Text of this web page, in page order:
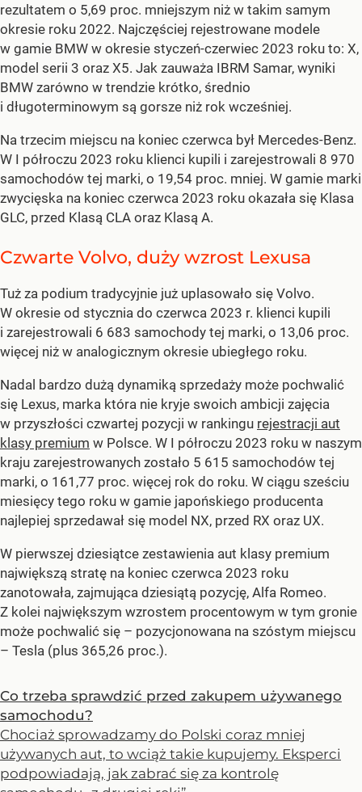
rezultatem o 5,69 proc. mniejszym niż w takim samym
okresie roku 2022. Najczęściej rejestrowane modele
w gamie BMW w okresie styczeń-czerwiec 2023 roku to: X,
model serii 3 oraz X5. Jak zauważa IBRM Samar, wyniki
BMW zarówno w trendzie krótko, średnio
i długoterminowym są gorsze niż rok wcześniej.
Na trzecim miejscu na koniec czerwca był Mercedes-Benz.
W I półroczu 2023 roku klienci kupili i zarejestrowali 8 970
samochodów tej marki, o 19,54 proc. mniej. W gamie marki
zwycięska na koniec czerwca 2023 roku okazała się Klasa
GLC, przed Klasą CLA oraz Klasą A.
Czwarte Volvo, duży wzrost Lexusa
Tuż za podium tradycyjnie już uplasowało się Volvo.
W okresie od stycznia do czerwca 2023 r. klienci kupili
i zarejestrowali 6 683 samochody tej marki, o 13,06 proc.
więcej niż w analogicznym okresie ubiegłego roku.
Nadal bardzo dużą dynamiką sprzedaży może pochwalić
się Lexus, marka która nie kryje swoich ambicji zajęcia
w przyszłości czwartej pozycji w rankingu rejestracji aut
klasy premium w Polsce. W I półroczu 2023 roku w naszym
kraju zarejestrowanych zostało 5 615 samochodów tej
marki, o 161,77 proc. więcej rok do roku. W ciągu sześciu
miesięcy tego roku w gamie japońskiego producenta
najlepiej sprzedawał się model NX, przed RX oraz UX.
W pierwszej dziesiątce zestawienia aut klasy premium
największą stratę na koniec czerwca 2023 roku
zanotowała, zajmująca dziesiątą pozycję, Alfa Romeo.
Z kolei największym wzrostem procentowym w tym gronie
może pochwalić się – pozycjonowana na szóstym miejscu
– Tesla (plus 365,26 proc.).
Co trzeba sprawdzić przed zakupem używanego
samochodu?
Chociaż sprowadzamy do Polski coraz mniej
używanych aut, to wciąż takie kupujemy. Eksperci
podpowiadają, jak zabrać się za kontrolę